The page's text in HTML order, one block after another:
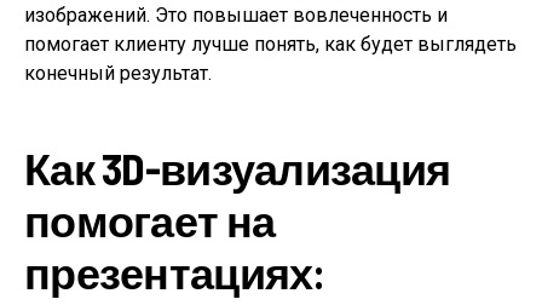
изображений. Это повышает вовлеченность и
помогает клиенту лучше понять, как будет выглядеть
конечный результат.
Как 3D-визуализация
помогает на
презентациях: